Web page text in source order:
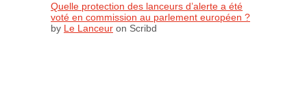
Quelle protection des lanceurs d’alerte a été
voté en commission au parlement européen ?
by Le Lanceur on Scribd